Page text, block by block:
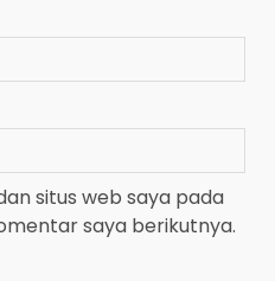
situs web saya pada
saya berikutnya.